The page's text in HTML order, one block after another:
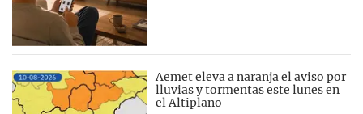
Aemet eleva a naranja el aviso por
lluvias y tormentas este lunes en
el Altiplano